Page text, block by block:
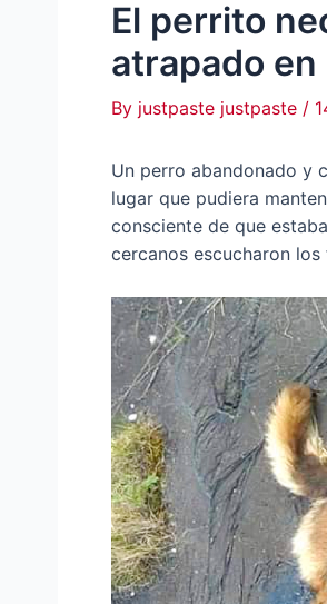
El perrito
atrapado
By justpaste justpaste /
Un perro abandonado y
lugar que pudiera
consciente de que
cercanos escucharon